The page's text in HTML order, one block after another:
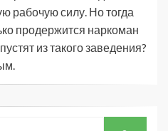
рабочую силу. Но тогда
продержится наркоман
из такого заведения?